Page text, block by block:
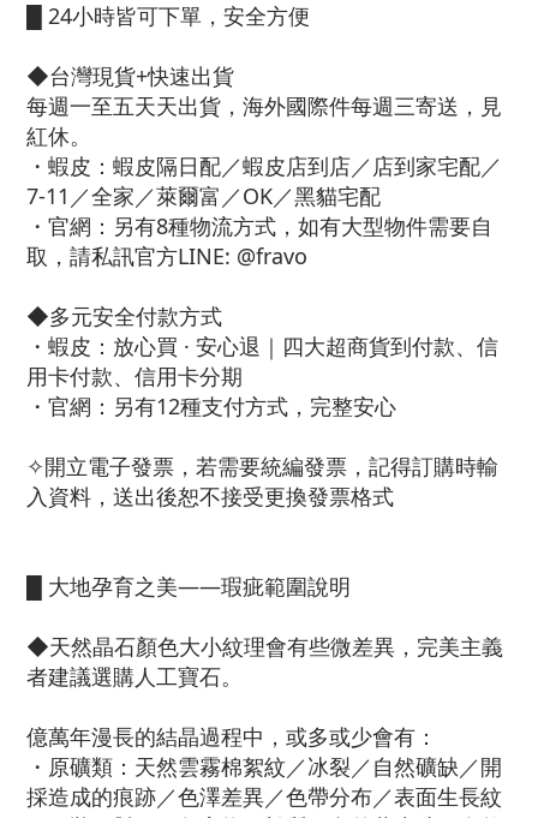
█ 24小時皆可下單，安全方便
◆台灣現貨+快速出貨
每週一至五天天出貨，海外國際件每週三寄送，見
紅休。
・蝦皮：蝦皮隔日配／蝦皮店到店／店到家宅配／
7-11／全家／萊爾富／OK／黑貓宅配
・官網：另有8種物流方式，如有大型物件需要自
取，請私訊官方LINE: @fravo
◆多元安全付款方式
・蝦皮：放心買 · 安心退｜四大超商貨到付款、信
用卡付款、信用卡分期
・官網：另有12種支付方式，完整安心
✧開立電子發票，若需要統編發票，記得訂購時輸
入資料，送出後恕不接受更換發票格式
█ 大地孕育之美——瑕疵範圍說明
◆天然晶石顏色大小紋理會有些微差異，完美主義
者建議選購人工寶石。
億萬年漫長的結晶過程中，或多或少會有：
・原礦類：天然雲霧棉絮紋／冰裂／自然礦缺／開
採造成的痕跡／色澤差異／色帶分布／表面生長紋